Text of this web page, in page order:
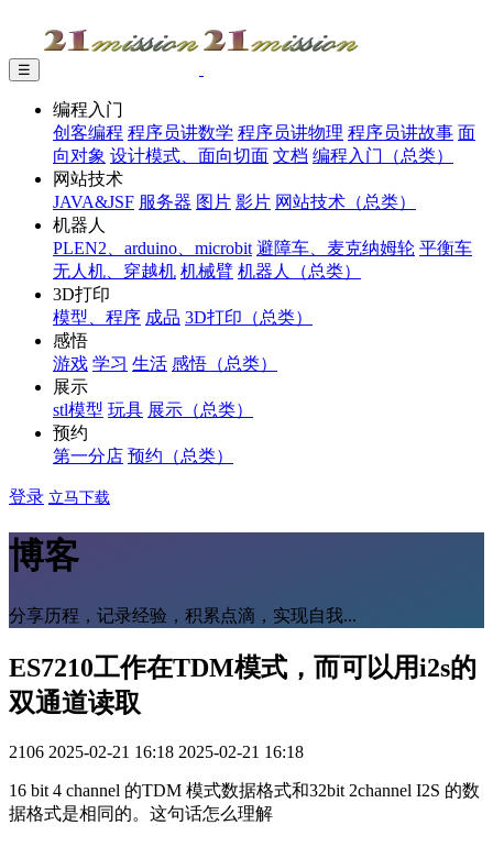
☰
编程入门
创客编程 程序员讲数学 程序员讲物理 程序员讲故事 面
向对象 设计模式、面向切面 文档 编程入门（总类）
网站技术
JAVA&JSF 服务器 图片 影片 网站技术（总类）
机器人
PLEN2、arduino、microbit 避障车、麦克纳姆轮 平衡车
无人机、穿越机 机械臂 机器人（总类）
3D打印
模型、程序 成品 3D打印（总类）
感悟
游戏 学习 生活 感悟（总类）
展示
stl模型 玩具 展示（总类）
预约
第一分店 预约（总类）
登录 立马下载
博客
分享历程，记录经验，积累点滴，实现自我...
ES7210工作在TDM模式，而可以用i2s的
双通道读取
2106 2025-02-21 16:18 2025-02-21 16:18
16 bit 4 channel 的TDM 模式数据格式和32bit 2channel I2S 的数
据格式是相同的。这句话怎么理解